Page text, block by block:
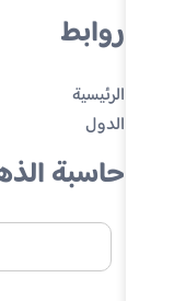
روابط
الرئيسية
حاسبة الذهب